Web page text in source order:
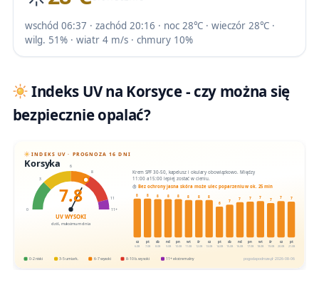
wschód 06:37 · zachód 20:16 · noc 28℃ · wieczór 28℃ ·
wilg. 51% · wiatr 4 m/s · chmury 10%
Indeks UV na Korsyce - czy można się
bezpiecznie opalać?
INDEKS UV · PROGNOZA 16 DNI
Korsyka
0
3
6
8
11
11+
7.8
UV WYSOKI
dziś, maksimum dnia
Krem SPF 30-50, kapelusz i okulary obowiązkowo. Między
11:00 a 15:00 lepiej zostać w cieniu.
Bez ochrony jasna skóra może ulec poparzeniu w ok. 25 min
8
cz
6.08
8
pt
7.08
8
sb
8.08
8
nd
9.08
8
pn
10.08
8
wt
11.08
8
śr
12.08
8
cz
13.08
6
pt
14.08
7
sb
15.08
7
nd
16.08
7
pn
17.08
7
wt
18.08
7
śr
19.08
7
cz
20.08
7
pt
21.08
0-2 niski 3-5 umiark. 6-7 wysoki 8-10 b. wysoki 11+ ekstremalny pogodapodroze.pl · 2026-08-06